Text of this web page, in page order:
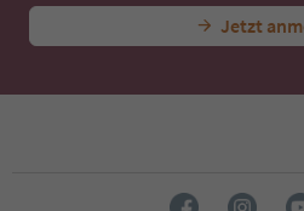
Jetzt